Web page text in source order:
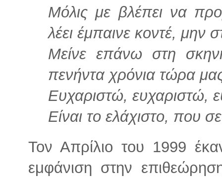
Μόλις με βλέπει να
λέει έμπαινε κοντέ, μην
Μείνε επάνω στη
πενήντα χρόνια τώρα
Ευχαριστώ, ευχαριστώ,
Είναι το ελάχιστο, που
Τον Απρίλιο του 1999
εμφάνιση στην